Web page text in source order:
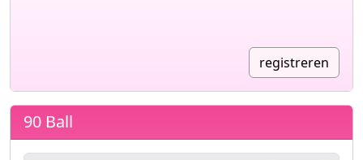
registreren
90 Ball